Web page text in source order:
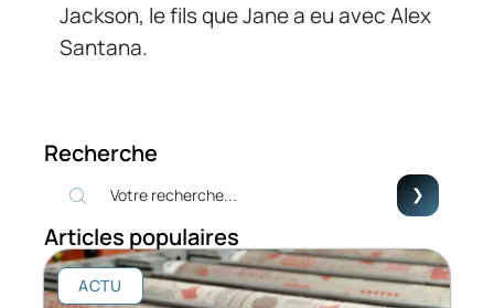
Jackson, le fils que Jane a eu avec Alex
Santana.
Recherche
Articles populaires
ACTU